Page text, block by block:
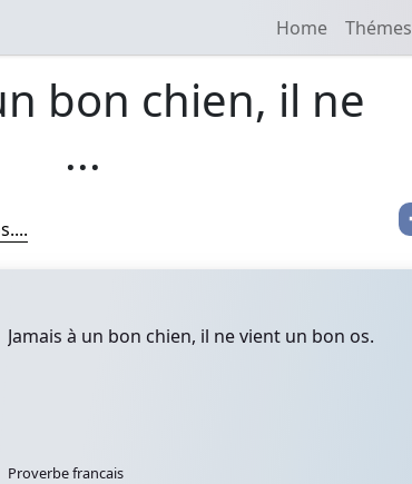
Home Thémes
bon chien, il ne
...
Jamais à un bon chien, il ne vient un bon os.
Proverbe francais